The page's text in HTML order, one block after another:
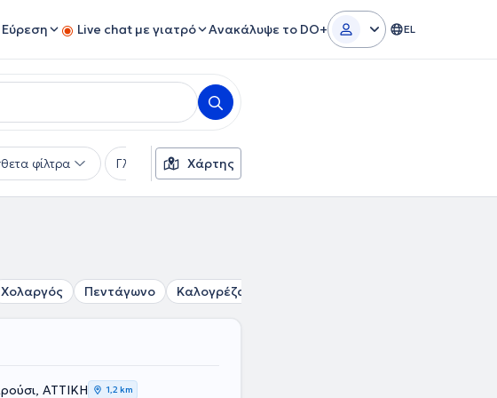
Εύρεση Live chat με γιατρό Ανακάλυψε το DO+ EL
φίλτρα Γλώσσες Φύλο
Χάρτης
Χολαργός Πεντάγωνο Καλογρέζα
ΑΤΤΙΚΗ 1,2 km